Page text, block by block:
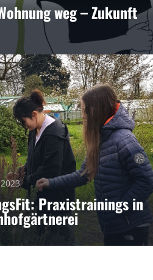
weg – Zukunft
Praxistrainings in